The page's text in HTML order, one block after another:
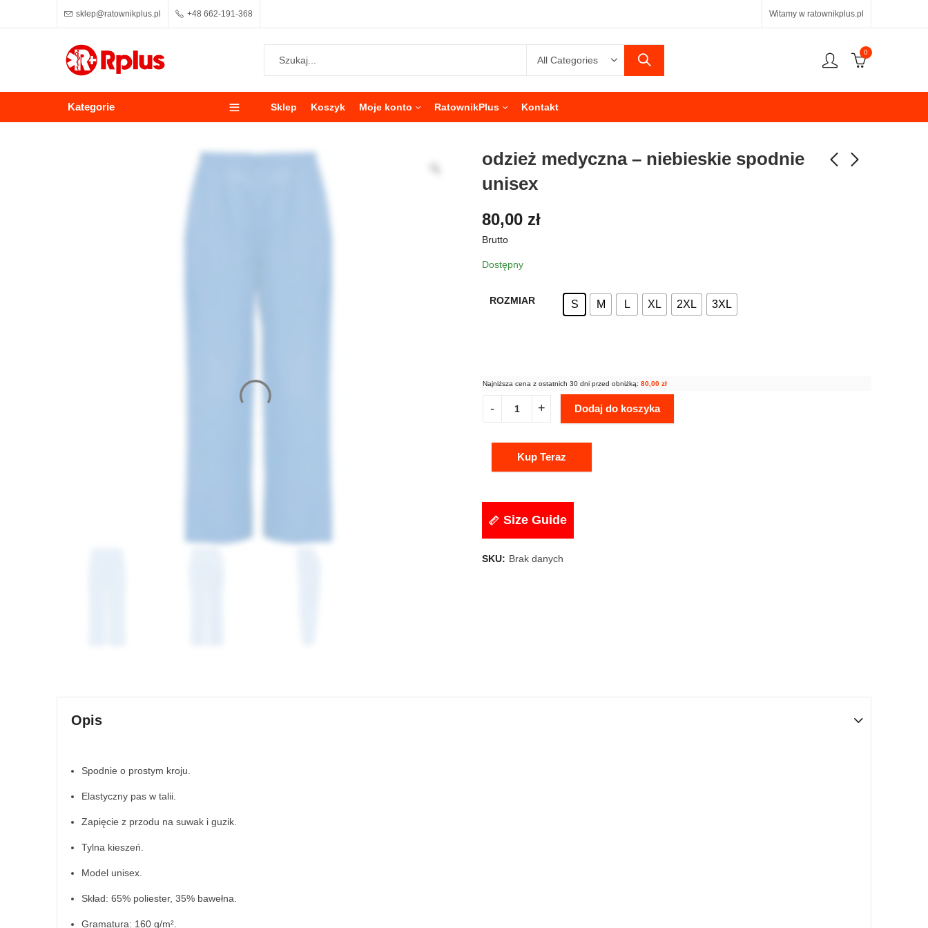
sklep@ratownikplus.pl +48 662-191-368 Witamy w ratownikplus.pl
0
Kategorie Sklep Koszyk Moje konto RatownikPlus Kontakt
odzież medyczna – niebieskie spodnie
unisex
80,00 zł
Brutto
Dostępny
ROZMIAR S M L XL 2XL 3XL
Najniższa cena z ostatnich 30 dni przed obniżką: 80,00 zł
Dodaj do koszyka
Kup Teraz
Size Guide
SKU: Brak danych
Opis
Spodnie o prostym kroju.
Elastyczny pas w talii.
Zapięcie z przodu na suwak i guzik.
Tylna kieszeń.
Model unisex.
Skład: 65% poliester, 35% bawełna.
Gramatura: 160 g/m².